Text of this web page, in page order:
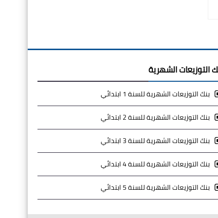
التوزيعات الشهرية
بنك التوزيعات الشهرية للسنة 1 ابتدائي
بنك التوزيعات الشهرية للسنة 2 ابتدائي
بنك التوزيعات الشهرية للسنة 3 ابتدائي
بنك التوزيعات الشهرية للسنة 4 ابتدائي
بنك التوزيعات الشهرية للسنة 5 ابتدائي